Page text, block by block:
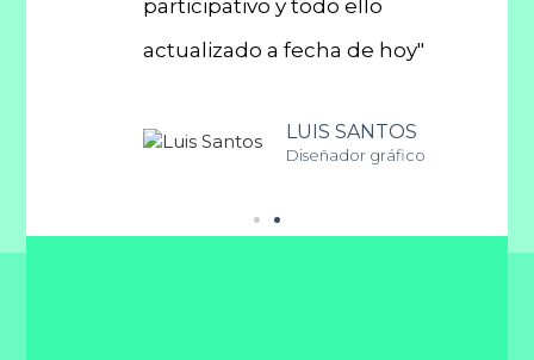
participativo y todo ello
actualizado a fecha de hoy"
LUIS SANTOS
Diseñador gráfico